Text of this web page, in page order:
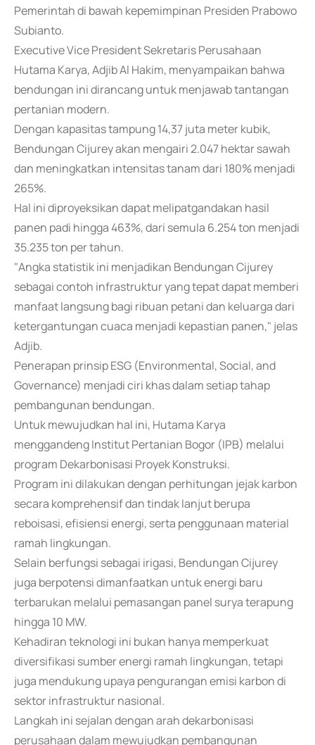
Pemerintah di bawah kepemimpinan Presiden Prabowo
Subianto.
Executive Vice President Sekretaris Perusahaan
Hutama Karya, Adjib Al Hakim, menyampaikan bahwa
bendungan ini dirancang untuk menjawab tantangan
pertanian modern.
Dengan kapasitas tampung 14,37 juta meter kubik,
Bendungan Cijurey akan mengairi 2.047 hektar sawah
dan meningkatkan intensitas tanam dari 180% menjadi
265%.
Hal ini diproyeksikan dapat melipatgandakan hasil
panen padi hingga 463%, dari semula 6.254 ton menjadi
35.235 ton per tahun.
"Angka statistik ini menjadikan Bendungan Cijurey
sebagai contoh infrastruktur yang tepat dapat memberi
manfaat langsung bagi ribuan petani dan keluarga dari
ketergantungan cuaca menjadi kepastian panen," jelas
Adjib.
Penerapan prinsip ESG (Environmental, Social, and
Governance) menjadi ciri khas dalam setiap tahap
pembangunan bendungan.
Untuk mewujudkan hal ini, Hutama Karya
menggandeng Institut Pertanian Bogor (IPB) melalui
program Dekarbonisasi Proyek Konstruksi.
Program ini dilakukan dengan perhitungan jejak karbon
secara komprehensif dan tindak lanjut berupa
reboisasi, efisiensi energi, serta penggunaan material
ramah lingkungan.
Selain berfungsi sebagai irigasi, Bendungan Cijurey
juga berpotensi dimanfaatkan untuk energi baru
terbarukan melalui pemasangan panel surya terapung
hingga 10 MW.
Kehadiran teknologi ini bukan hanya memperkuat
diversifikasi sumber energi ramah lingkungan, tetapi
juga mendukung upaya pengurangan emisi karbon di
sektor infrastruktur nasional.
Langkah ini sejalan dengan arah dekarbonisasi
perusahaan dalam mewujudkan pembangunan